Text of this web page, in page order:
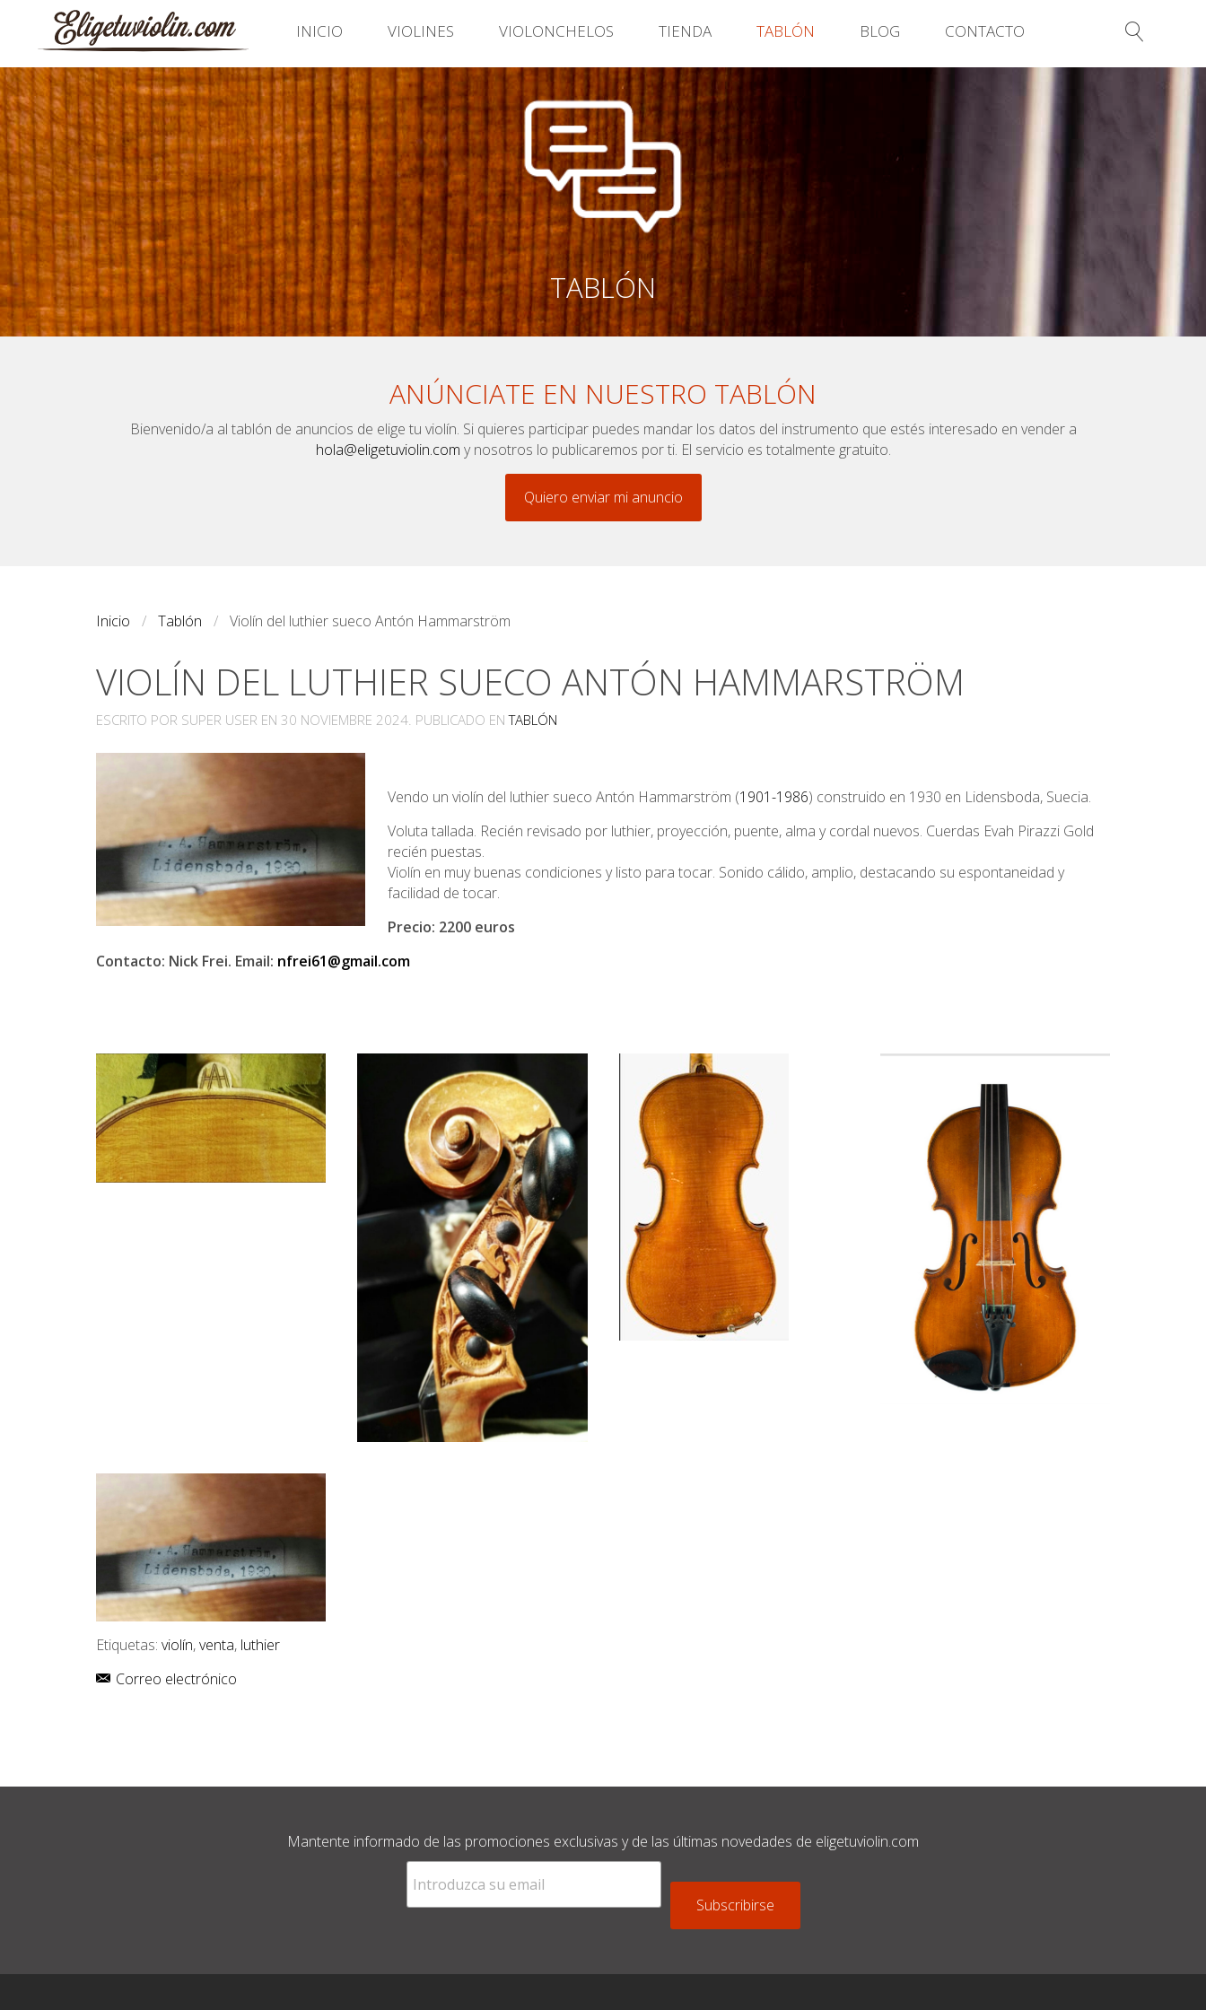
INICIO VIOLINES VIOLONCHELOS TIENDA TABLÓN BLOG CONTACTO
TABLÓN
ANÚNCIATE EN NUESTRO TABLÓN
Bienvenido/a al tablón de anuncios de elige tu violín. Si quieres participar puedes mandar los datos del instrumento que estés interesado en vender a
hola@eligetuviolin.com y nosotros lo publicaremos por ti. El servicio es totalmente gratuito.
Quiero enviar mi anuncio
Inicio Tablón Violín del luthier sueco Antón Hammarström
VIOLÍN DEL LUTHIER SUECO ANTÓN HAMMARSTRÖM
ESCRITO POR SUPER USER EN 30 NOVIEMBRE 2024. PUBLICADO ENTABLÓN
Vendo un violín del luthier sueco Antón Hammarström (1901-1986) construido en 1930 en Lidensboda, Suecia.
Voluta tallada. Recién revisado por luthier, proyección, puente, alma y cordal nuevos. Cuerdas Evah Pirazzi Gold
recién puestas.
Violín en muy buenas condiciones y listo para tocar. Sonido cálido, amplio, destacando su espontaneidad y
facilidad de tocar.
Precio: 2200 euros
Contacto: Nick Frei. Email: nfrei61@gmail.com
Etiquetas: violín,venta, luthier
Correo electrónico
Mantente informado de las promociones exclusivas y de las últimas novedades de eligetuviolin.com